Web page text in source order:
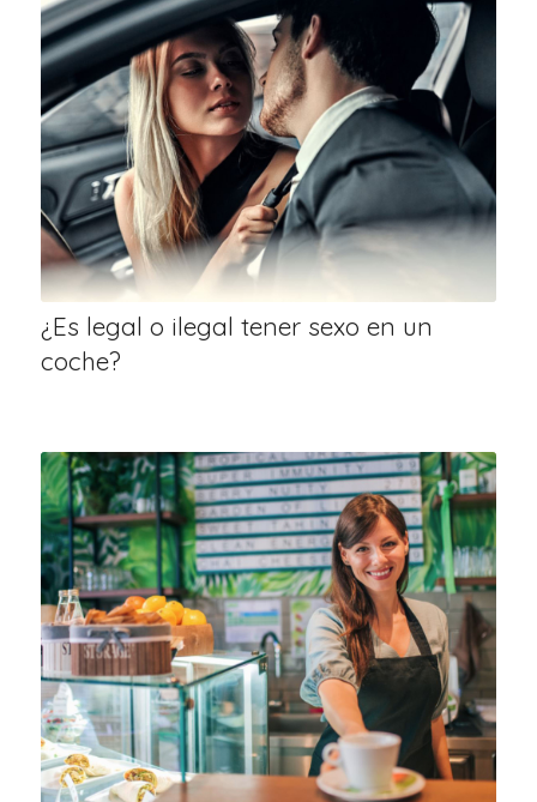
¿Es legal o ilegal tener sexo en un
coche?